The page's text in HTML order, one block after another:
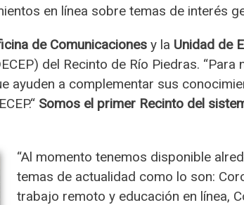
en línea sobre temas de interés
de Comunicaciones y la Unidad de
del Recinto de Río Piedras.
ayuden a complementar sus
Somos el primer Recinto del
“Al momento tenemos disponible
temas de actualidad como lo son:
trabajo remoto y educación en línea,